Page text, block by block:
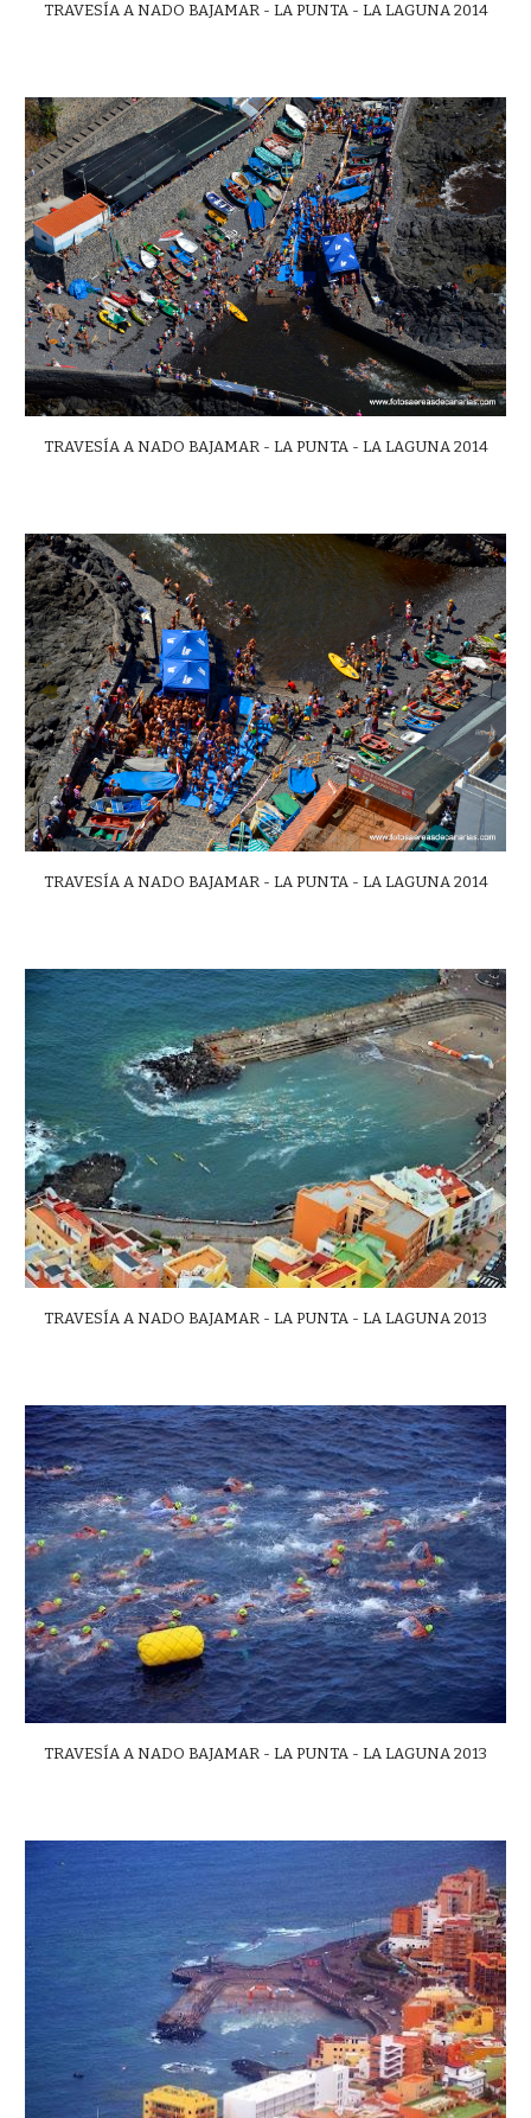
TRAVESÍA A NADO BAJAMAR - LA PUNTA - LA LAGUNA 2014
TRAVESÍA A NADO BAJAMAR - LA PUNTA - LA LAGUNA 2014
TRAVESÍA A NADO BAJAMAR - LA PUNTA - LA LAGUNA 2014
TRAVESÍA A NADO BAJAMAR - LA PUNTA - LA LAGUNA 2013
TRAVESÍA A NADO BAJAMAR - LA PUNTA - LA LAGUNA 2013